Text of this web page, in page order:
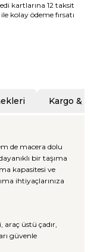
kartlarına 12 taksit
kolay ödeme fırsatı
Kargo &
de macera dolu
bir taşıma
kapasitesi ve
ihtiyaçlarınıza
araç üstü çadır,
güvenle